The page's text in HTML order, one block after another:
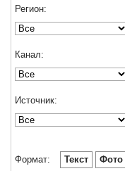
Регион:
Канал:
Источник:
Формат: Текст Фото